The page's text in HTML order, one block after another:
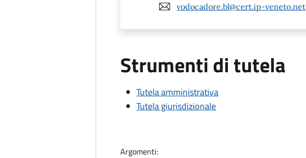
vodocadore.bl@cert.ip-veneto.net
Strumenti di tutela
Tutela amministrativa
Tutela giurisdizionale
Argomenti: